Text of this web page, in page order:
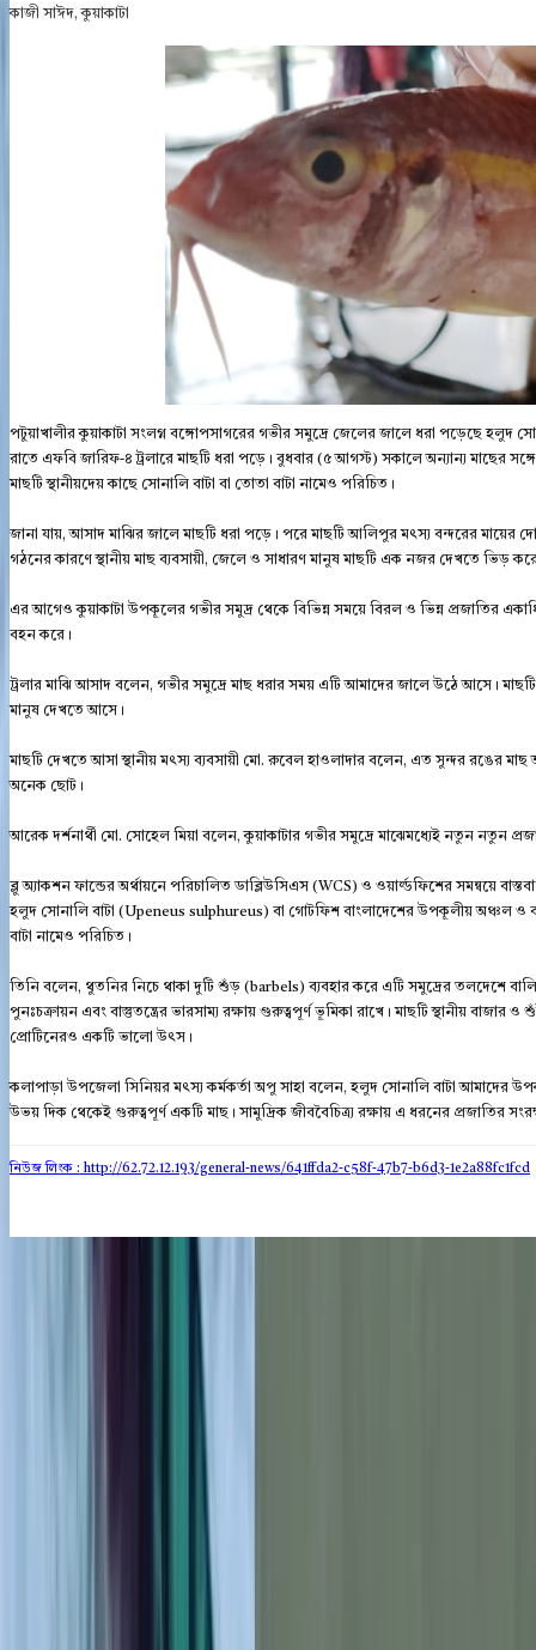
কাজী সাঈদ, কুয়াকাটা
পটুয়াখালীর কুয়াকাটা সংলগ্ন বঙ্গোপসাগরের গভীর সমুদ্রে জেলের জালে ধরা পড়েছে হলুদ
রাতে এফবি জারিফ-৪ ট্রলারে মাছটি ধরা পড়ে। বুধবার (৫ আগস্ট) সকালে অন্যান্য মাছের
মাছটি স্থানীয়দেয় কাছে সোনালি বাটা বা তোতা বাটা নামেও পরিচিত।
জানা যায়, আসাদ মাঝির জালে মাছটি ধরা পড়ে। পরে মাছটি আলিপুর মৎস্য বন্দরের
গঠনের কারণে স্থানীয় মাছ ব্যবসায়ী, জেলে ও সাধারণ মানুষ মাছটি এক নজর দেখতে ভিড়
এর আগেও কুয়াকাটা উপকূলের গভীর সমুদ্র থেকে বিভিন্ন সময়ে বিরল ও ভিন্ন প্রজাতির
বহন করে।
ট্রলার মাঝি আসাদ বলেন, গভীর সমুদ্রে মাছ ধরার সময় এটি আমাদের জালে উঠে আসে।
মানুষ দেখতে আসে।
মাছটি দেখতে আসা স্থানীয় মৎস্য ব্যবসায়ী মো. রুবেল হাওলাদার বলেন, এত সুন্দর রঙের
অনেক ছোট।
আরেক দর্শনার্থী মো. সোহেল মিয়া বলেন, কুয়াকাটার গভীর সমুদ্রে মাঝেমধ্যেই নতুন নতুন
ব্লু অ্যাকশন ফান্ডের অর্থায়নে পরিচালিত ডাব্লিউসিএস (WCS) ও ওয়ার্ল্ডফিশের সমন্বয়ে
হলুদ সোনালি বাটা (Upeneus sulphureus) বা গোটফিশ বাংলাদেশের উপকূলীয় অঞ্চল ও
বাটা নামেও পরিচিত।
তিনি বলেন, থুতনির নিচে থাকা দুটি শুঁড় (barbels) ব্যবহার করে এটি সমুদ্রের তলদেশে
পুনঃচক্রায়ন এবং বাস্তুতন্ত্রের ভারসাম্য রক্ষায় গুরুত্বপূর্ণ ভূমিকা রাখে। মাছটি স্থানীয়
প্রোটিনেরও একটি ভালো উৎস।
কলাপাড়া উপজেলা সিনিয়র মৎস্য কর্মকর্তা অপু সাহা বলেন, হলুদ সোনালি বাটা আমাদের
উভয় দিক থেকেই গুরুত্বপূর্ণ একটি মাছ। সামুদ্রিক জীববৈচিত্র্য রক্ষায় এ ধরনের প্রজাতির
নিউজ লিংক : http://62.72.12.193/general-news/641ffda2-c58f-47b7-b6d3-1e2a88fc1fcd